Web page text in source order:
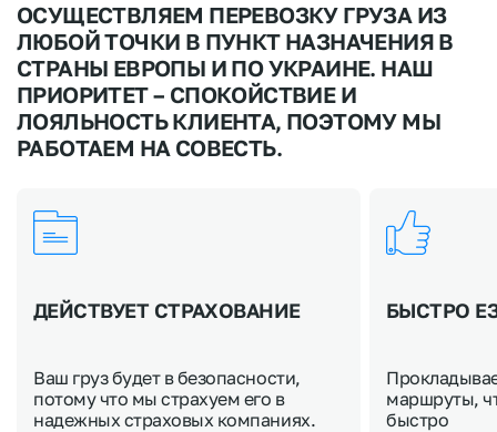
ОСУЩЕСТВЛЯЕМ ПЕРЕВОЗКУ ГРУЗА ИЗ
ЛЮБОЙ ТОЧКИ В ПУНКТ НАЗНАЧЕНИЯ В
СТРАНЫ ЕВРОПЫ И ПО УКРАИНЕ. НАШ
ПРИОРИТЕТ – СПОКОЙСТВИЕ И
ЛОЯЛЬНОСТЬ КЛИЕНТА, ПОЭТОМУ МЫ
РАБОТАЕМ НА СОВЕСТЬ.
ДЕЙСТВУЕТ СТРАХОВАНИЕ
Ваш груз будет в безопасности,
потому что мы страхуем его в
надежных страховых компаниях.
БЫСТРО
маршруты,
быстро